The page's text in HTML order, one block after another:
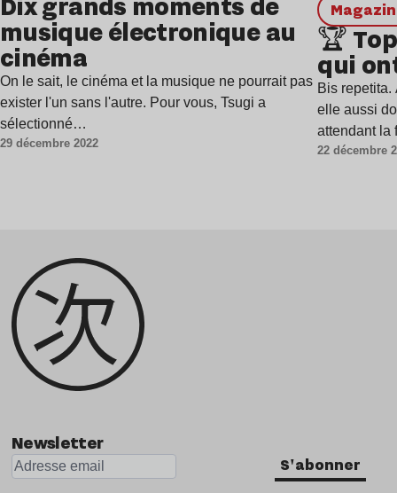
musique électronique au
cinéma
On le sait, le cinéma et la musique ne pourrait pas
exister l'un sans l'autre. Pour vous, Tsugi a
sélectionné…
29 décembre 2022
🏆
qui
Bis repetita.
elle aussi
attendant
22 décembre
Newsletter
S'abonner